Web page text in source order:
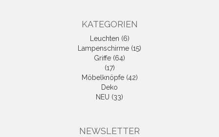
KATEGORIEN
Leuchten (6)
Lampenschirme (15)
Griffe (64)
(17)
Möbelknöpfe (42)
Deko
NEU (33)
NEWSLETTER